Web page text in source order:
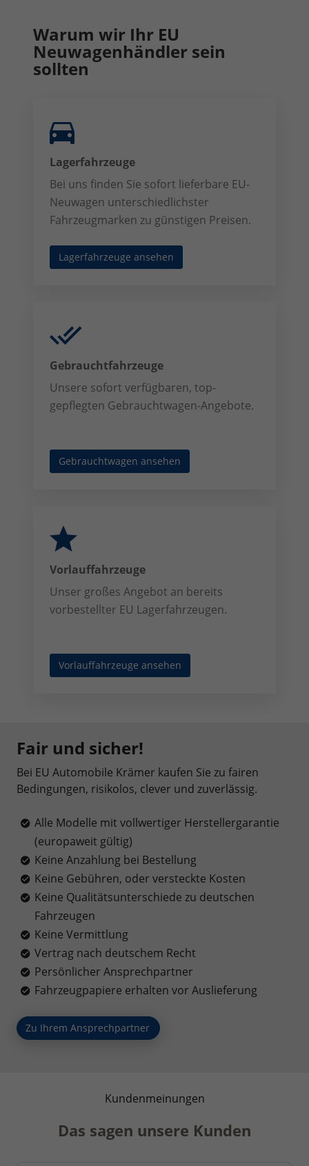
Warum wir Ihr EU
Neuwagenhändler sein
sollten
Lagerfahrzeuge
Bei uns finden Sie sofort lieferbare EU-
Neuwagen unterschiedlichster
Fahrzeugmarken zu günstigen Preisen.
Lagerfahrzeuge ansehen
Gebrauchtfahrzeuge
Unsere sofort verfügbaren, top-
gepflegten Gebrauchtwagen-Angebote.
Gebrauchtwagen ansehen
Vorlauffahrzeuge
Unser großes Angebot an bereits
vorbestellter EU Lagerfahrzeugen.
Vorlauffahrzeuge ansehen
Fair und sicher!
Bei EU Automobile Krämer kaufen Sie zu fairen
Bedingungen, risikolos, clever und zuverlässig.
Alle Modelle mit vollwertiger Herstellergarantie
(europaweit gültig)
Keine Anzahlung bei Bestellung
Keine Gebühren, oder versteckte Kosten
Keine Qualitätsunterschiede zu deutschen
Fahrzeugen
Keine Vermittlung
Vertrag nach deutschem Recht
Persönlicher Ansprechpartner
Fahrzeugpapiere erhalten vor Auslieferung
Zu Ihrem Ansprechpartner
Kundenmeinungen
Das sagen unsere Kunden